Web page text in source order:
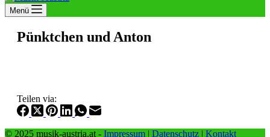
Menü
Pünktchen und Anton
Teilen via:
© 2025 musik-austria.at - Impressum | Datenschutz | Kontakt